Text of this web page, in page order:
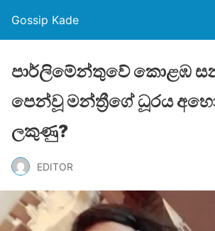
Gossip Kade
පාර්ලිමේන්තුවේ කොළඹ
පෙන්වූ මන්ත්‍රීගේ ධූරය
ලකුණු?
EDITOR